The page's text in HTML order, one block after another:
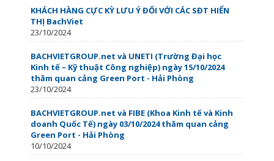
KHÁCH HÀNG CỰC KỲ LƯU Ý ĐỐI VỚI CÁC SĐT HIỂN
THỊ BachViet
23/10/2024
BACHVIETGROUP.net và UNETI (Trường Đại học
Kinh tế – Kỹ thuật Công nghiệp) ngày 15/10/2024
thăm quan cảng Green Port - Hải Phòng
23/10/2024
BACHVIETGROUP.net và FIBE (Khoa Kinh tế và Kinh
doanh Quốc Tế) ngày 03/10/2024 thăm quan cảng
Green Port - Hải Phòng
10/10/2024